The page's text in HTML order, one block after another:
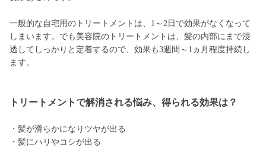
一般的な自宅用のトリートメントは、1～2日で効果がなくなって
しまいます。でも美容院のトリートメントは、髪の内部にまで浸
透してしっかりと定着するので、効果も3週間～1ヵ月程度持続し
ます。
トリートメントで解消される悩み、得られる効果は？
・髪が滑らかになりツヤが出る
・髪にハリやコシが出る